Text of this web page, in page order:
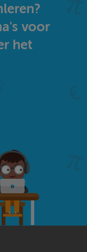
voor
het